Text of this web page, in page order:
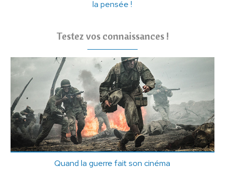
la pensée !
Testez vos connaissances !
Quand la guerre fait son cinéma